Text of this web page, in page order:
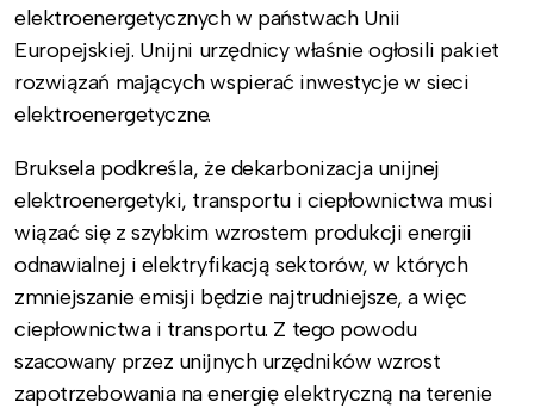
elektroenergetycznych w państwach Unii
Europejskiej. Unijni urzędnicy właśnie ogłosili pakiet
rozwiązań mających wspierać inwestycje w sieci
elektroenergetyczne.
Bruksela podkreśla, że dekarbonizacja unijnej
elektroenergetyki, transportu i ciepłownictwa musi
wiązać się z szybkim wzrostem produkcji energii
odnawialnej i elektryfikacją sektorów, w których
zmniejszanie emisji będzie najtrudniejsze, a więc
ciepłownictwa i transportu. Z tego powodu
szacowany przez unijnych urzędników wzrost
zapotrzebowania na energię elektryczną na terenie